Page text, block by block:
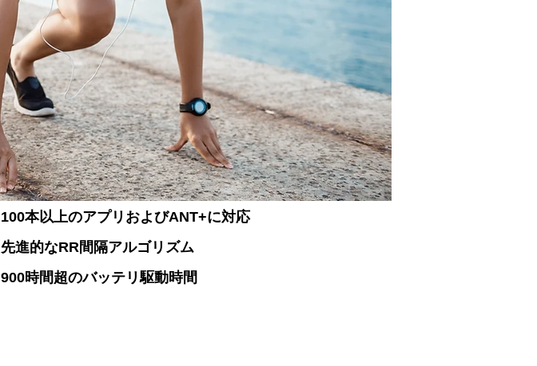
100本以上のアプリおよびANT+に対応
先進的なRR間隔アルゴリズム
900時間超のバッテリ駆動時間